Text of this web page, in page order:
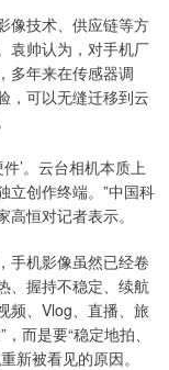
像技术、供应链等方
袁帅认为，对手机厂
多年来在传感器调
，可以无缝迁移到云
’。云台相机本质上
立创作终端。”中国科
恒对记者表示。
手机影像虽然已经卷
、握持不稳定、续航
频、Vlog、直播、旅
而是要“稳定地拍、
新被看见的原因。